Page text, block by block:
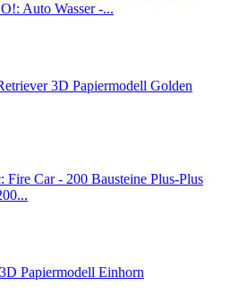
Auto Wasser -...
3D Papiermodell Golden
Plus-Plus
3D Papiermodell Einhorn